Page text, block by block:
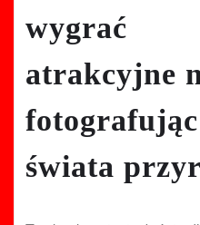
wygrać
atrakcyjne
świata